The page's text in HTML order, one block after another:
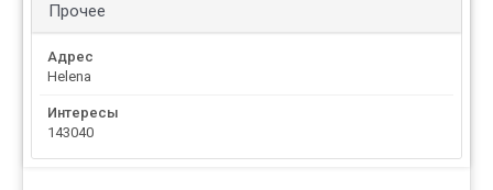
Прочее
Адрес
Helena
Интересы
143040